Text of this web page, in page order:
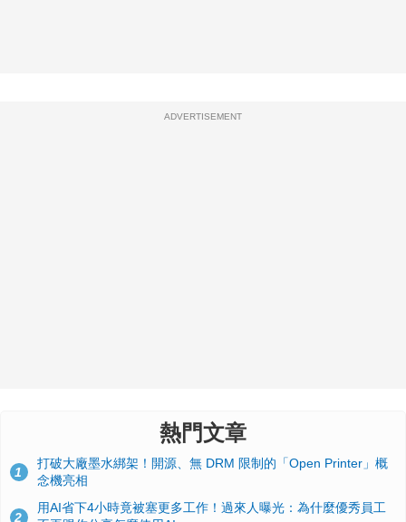
ADVERTISEMENT
熱門文章
1
打破大廠墨水綁架！開源、無 DRM 限制的「Open Printer」概
念機亮相
2
用AI省下4小時竟被塞更多工作！過來人曝光：為什麼優秀員工